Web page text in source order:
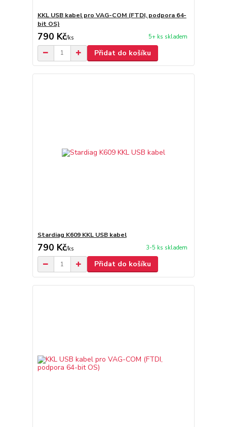
KKL USB kabel pro VAG-COM (FTDI, podpora 64-
bit OS)
790 Kč/ks 5+ ks skladem
Přidat do košíku
Stardiag K609 KKL USB kabel
790 Kč/ks 3-5 ks skladem
Přidat do košíku